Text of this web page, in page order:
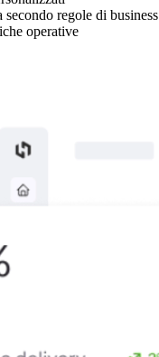
regole di business
operative